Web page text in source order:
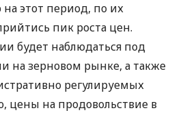
этот период, по их
пик роста цен.
будет наблюдаться под
на зерновом рынке, а также
регулируемых
цены на продовольствие в